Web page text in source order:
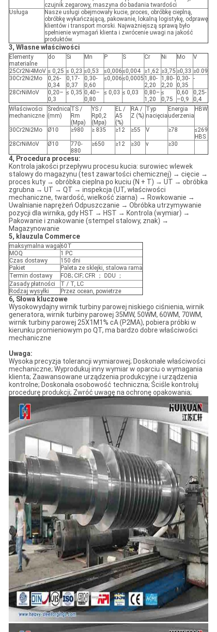
czujnik zegarowy, maszyna do badania twardości
Usługa
Nasze usługi obejmowały kucie, proces, obróbkę cieplną,
obróbkę wykańczającą, pakowanie, lokalną logistykę, odprawę
klientów i transport morski. Najważniejszą sprawą było
spełnienie wymagań klienta i zwrócenie uwagi na jakość
produktów.
3, Własne właściwości
Elementy
materialne
do Si Mn P S Cr Ni Mo V
25Cr2Ni4MoV ≤ 0,25 ≤ 0,23 ≤0,53 ≤0,006≤0,004 ≥1,62 ≥3,75 ≥0,33 ≥0.09
30Cr2Ni2Mo
0,26-
0,34
0,17-
0,37
0,30-
0,60
≤0,006≤0,0005 1,80-
2,20
1,80-
2,20
0,30-
0,35
-
28CrNiMoV
0,20–
0,3
≤ 0,35 0,40–
0,80
≤ 0,03 ≤ 0,03
0,80–
1,20
≤
0,75
0,60
–0,9
0,25-
0,4
Właściwości
mechaniczne
Średnica
(mm)
TS /
Rm
(Mpa)
YS /
Rp0,2
(Mpa)
EL /
A5
(%)
RA /
Z (%)
Typ
nacięcia
Energia
uderzenia
HBW
30Cr2Ni2Mo Ø10 ≥980 ≥ 835 ≥12 ≥55 V ≥78
≤269
HBS
28CrNiMoV
Ø10
770-
880
≥650 ≥12 ≥30 v ≥30
4, Procedura procesu:
Kontrola jakości przepływu procesu kucia: surowiec wlewek
stalowy do magazynu (test zawartości chemicznej) → cięcie →
proces kuty → obróbka cieplna po kuciu (N + T) → UT → obróbka
zgrubna → UT → QT → inspekcja (UT, właściwości
mechaniczne, twardość, wielkość ziarna) → Rowkowanie →
Uwalnianie naprężeń Odpuszczanie → Obróbka utrzymywanie
pozycji dla wirnika, gdy HST → HST → Kontrola (wymiar) →
Pakowanie i znakowanie (stempel stalowy, znak) →
Magazynowanie
5, klauzula Commerce
maksymalna waga 60T
MOQ
1 PC
Czas dostawy
150 dni
Pakiet
Paleta ze sklejki, stalowa rama
Termin dostawy
FOB; CIF; CFR ； DDU ；
Zasady płatności
T / T, LC
Rodzaj wysyłki
Przez ocean, powietrze
6, Słowa kluczowe
Wysokowydajny wirnik turbiny parowej niskiego ciśnienia, wirnik
generatora, wirnik turbiny parowej 35MW, 50WM, 60WM, 70WM,
wirnik turbiny parowej 25X1M1% cA (P2MA), pobiera próbki w
kierunku promieniowym po QT, ma bardzo dobre właściwości
mechaniczne
Uwaga:
Wysoka precyzja tolerancji wymiarowej; Doskonałe właściwości
mechaniczne; Wyprodukuj inny wymiar w oparciu o wymagania
klienta; Zaawansowane urządzenia produkcyjne i urządzenia
kontrolne; Doskonała osobowość techniczna; Ściśle kontroluj
procedurę produkcji; Zwróć uwagę na ochronę opakowania;